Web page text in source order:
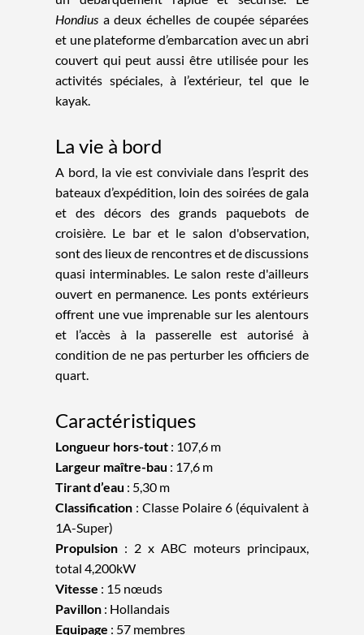
Hondius a deux échelles de coupée séparées
et une plateforme d’embarcation avec un abri
couvert qui peut aussi être utilisée pour les
activités spéciales, à l’extérieur, tel que le
kayak.
La vie à bord
A bord, la vie est conviviale dans l’esprit des
bateaux d’expédition, loin des soirées de gala
et des décors des grands paquebots de
croisière. Le bar et le salon d'observation,
sont des lieux de rencontres et de discussions
quasi interminables. Le salon reste d'ailleurs
ouvert en permanence. Les ponts extérieurs
offrent une vue imprenable sur les alentours
et l’accès à la passerelle est autorisé à
condition de ne pas perturber les officiers de
quart.
Caractéristiques
Longueur hors-tout : 107,6 m
Largeur maître-bau : 17,6 m
Tirant d’eau : 5,30 m
Classification : Classe Polaire 6 (équivalent à
1A-Super)
Propulsion : 2 x ABC moteurs principaux,
total 4,200kW
Vitesse : 15 nœuds
Pavillon : Hollandais
Equipage : 57 membres